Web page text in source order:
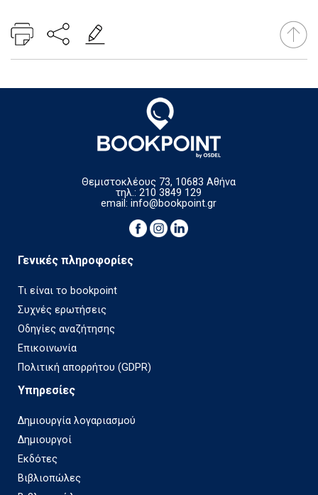
Θεμιστοκλέους 73, 10683 Αθήνα
τηλ.: 210 3849 129
email:info@bookpoint.gr
Γενικές πληροφορίες
Τι είναι το bookpoint
Συχνές ερωτήσεις
Οδηγίες αναζήτησης
Επικοινωνία
Πολιτική απορρήτου (GDPR)
Υπηρεσίες
Δημιουργία λογαριασμού
Δημιουργοί
Εκδότες
Βιβλιοπώλες